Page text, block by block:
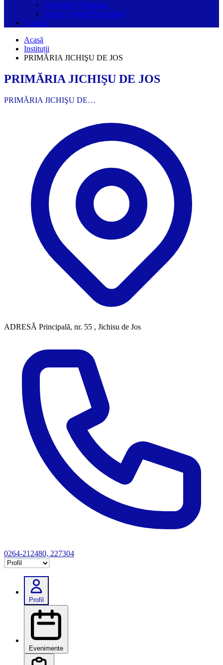
Grupurile Whatsapp
Spațiul Ghidul Primăriilor
Contact
Acasă
Instituții
PRIMĂRIA JICHIŞU DE JOS
PRIMĂRIA JICHIŞU DE JOS
PRIMĂRIA JICHIŞU DE…
ADRESĂ Principală, nr. 55 , Jichisu de Jos
0264-212480, 227304
Selectează tab
Profil
Evenimente